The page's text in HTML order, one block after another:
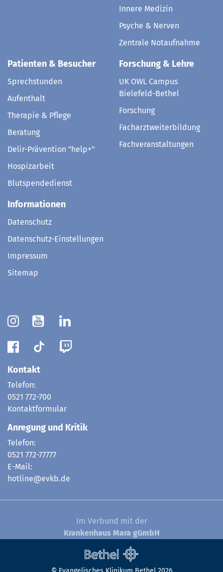
Innere Medizin
Psyche & Nerven
Zentrale Notaufnahme
Patienten & Besucher
Sprechstunden
Aufenthalt
Therapie & Pflege
Beratung
Delir-Prävention "help+"
Hospizarbeit
Blutspendedienst
Forschung & Lehre
UK OWL Campus
Bielefeld-Bethel
Forschung
Facharztweiterbildung
Fachveranstaltungen
Informationen
Datenschutz
Datenschutz-Einstellungen
Impressum
Sitemap
Kontakt
Telefon:
0521 772-700
Kontaktformular
Anregung und Kritik
Telefon:
0521 772-77777
E-Mail:
hotline@evkb.de
Im Verbund mit der
Krankenhaus Mara gGmbH